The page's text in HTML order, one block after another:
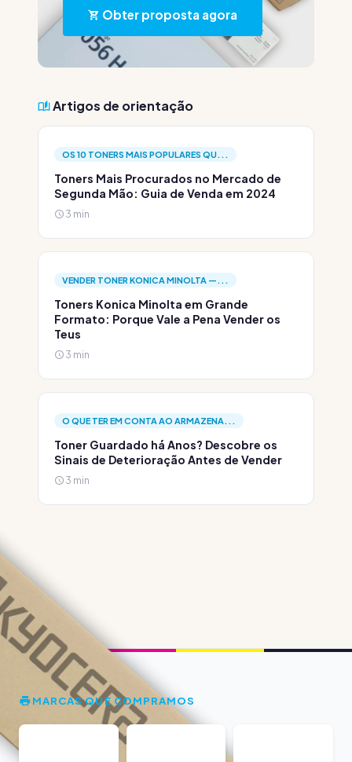
Obter proposta agora
Artigos de orientação
OS 10 TONERS MAIS POPULARES QU...
Toners Mais Procurados no Mercado de
Segunda Mão: Guia de Venda em 2024
3 min
VENDER TONER KONICA MINOLTA —...
Toners Konica Minolta em Grande
Formato: Porque Vale a Pena Vender os
Teus
3 min
O QUE TER EM CONTA AO ARMAZENA...
Toner Guardado há Anos? Descobre os
Sinais de Deterioração Antes de Vender
3 min
MARCAS QUE COMPRAMOS